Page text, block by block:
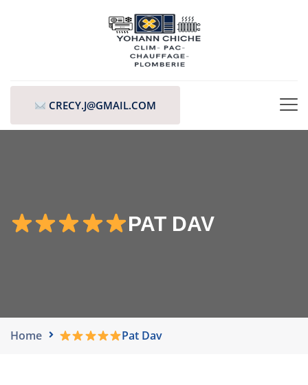
CRECY.J@GMAIL.COM
PAT DAV
Home Pat Dav